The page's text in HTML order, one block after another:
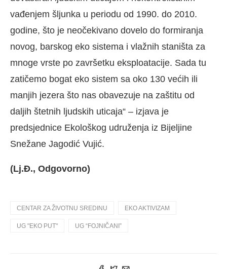
vađenjem šljunka u periodu od 1990. do 2010.
godine, što je neočekivano dovelo do formiranja
novog, barskog eko sistema i vlažnih staništa za
mnoge vrste po završetku eksploatacije. Sada tu
zatičemo bogat eko sistem sa oko 130 većih ili
manjih jezera što nas obavezuje na zaštitu od
daljih štetnih ljudskih uticaja“ – izjava je
predsjednice Ekološkog udruženja iz Bijeljine
Snežane Jagodić Vujić.
(Lj.Đ., Odgovorno)
CENTAR ZA ŽIVOTNU SREDINU EKO AKTIVIZAM
UG "EKO PUT" UG “FOJNIČANI”